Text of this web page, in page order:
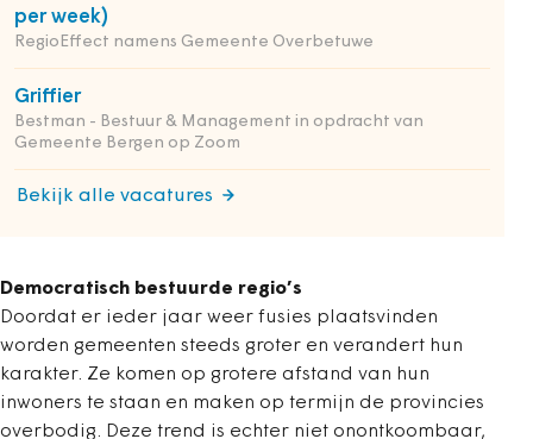
per week)
RegioEffect namens Gemeente Overbetuwe
Griffier
Bestman - Bestuur & Management in opdracht van
Gemeente Bergen op Zoom
Bekijk alle vacatures
Democratisch bestuurde regio’s
Doordat er ieder jaar weer fusies plaatsvinden
worden gemeenten steeds groter en verandert hun
karakter. Ze komen op grotere afstand van hun
inwoners te staan en maken op termijn de provincies
overbodig. Deze trend is echter niet onontkoombaar,